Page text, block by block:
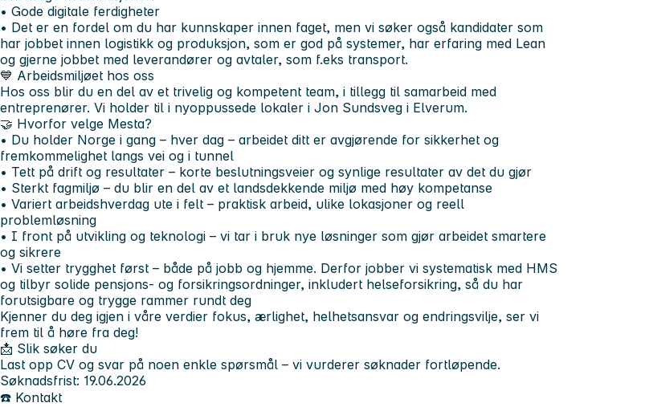
• Gode digitale ferdigheter
• Det er en fordel om du har kunnskaper innen faget, men vi søker også kandidater som
har jobbet innen logistikk og produksjon, som er god på systemer, har erfaring med Lean
og gjerne jobbet med leverandører og avtaler, som f.eks transport.
💙 Arbeidsmiljøet hos oss
Hos oss blir du en del av et trivelig og kompetent team, i tillegg til samarbeid med
entreprenører. Vi holder til i nyoppussede lokaler i Jon Sundsveg i Elverum.
🤝 Hvorfor velge Mesta?
• Du holder Norge i gang – hver dag – arbeidet ditt er avgjørende for sikkerhet og
fremkommelighet langs vei og i tunnel
• Tett på drift og resultater – korte beslutningsveier og synlige resultater av det du gjør
• Sterkt fagmiljø – du blir en del av et landsdekkende miljø med høy kompetanse
• Variert arbeidshverdag ute i felt – praktisk arbeid, ulike lokasjoner og reell
problemløsning
• I front på utvikling og teknologi – vi tar i bruk nye løsninger som gjør arbeidet smartere
og sikrere
• Vi setter trygghet først – både på jobb og hjemme. Derfor jobber vi systematisk med HMS
og tilbyr solide pensjons- og forsikringsordninger, inkludert helseforsikring, så du har
forutsigbare og trygge rammer rundt deg
Kjenner du deg igjen i våre verdier fokus, ærlighet, helhetsansvar og endringsvilje, ser vi
frem til å høre fra deg!
📩 Slik søker du
Last opp CV og svar på noen enkle spørsmål – vi vurderer søknader fortløpende.
Søknadsfrist: 19.06.2026
☎️ Kontakt